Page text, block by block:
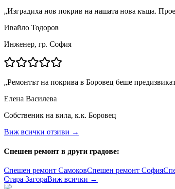
„Изградиха нов покрив на нашата нова къща.
Ивайло Тодоров
Инженер, гр. София
„Ремонтът на покрива в Боровец беше
Елена Василева
Собственик на вила, к.к. Боровец
Виж всички отзиви →
Спешен ремонт в други градове:
Спешен ремонт СамоковСпешен ремонт София
Стара ЗагораВиж всички →